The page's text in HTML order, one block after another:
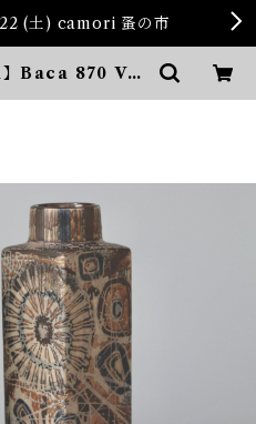
(土) camori 蚤の市
】Baca 870 Vas